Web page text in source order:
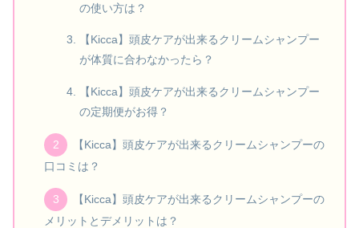
の使い方は？
【Kicca】頭皮ケアが出来るクリームシャンプー
が体質に合わなかったら？
【Kicca】頭皮ケアが出来るクリームシャンプー
の定期便がお得？
【Kicca】頭皮ケアが出来るクリームシャンプーの
口コミは？
【Kicca】頭皮ケアが出来るクリームシャンプーの
メリットとデメリットは？